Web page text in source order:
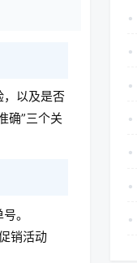
，以及是否
确”三个关
。
销活动